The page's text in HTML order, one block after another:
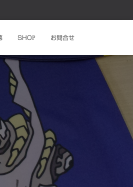
SHOP お問合せ